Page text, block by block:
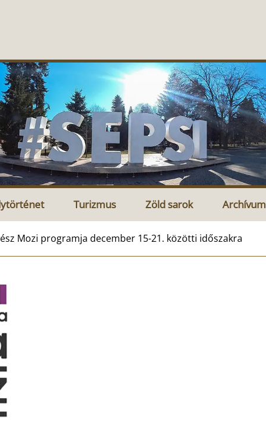
Turizmus Zöld sarok Archívum
Mozi programja december 15-21. közötti időszakra